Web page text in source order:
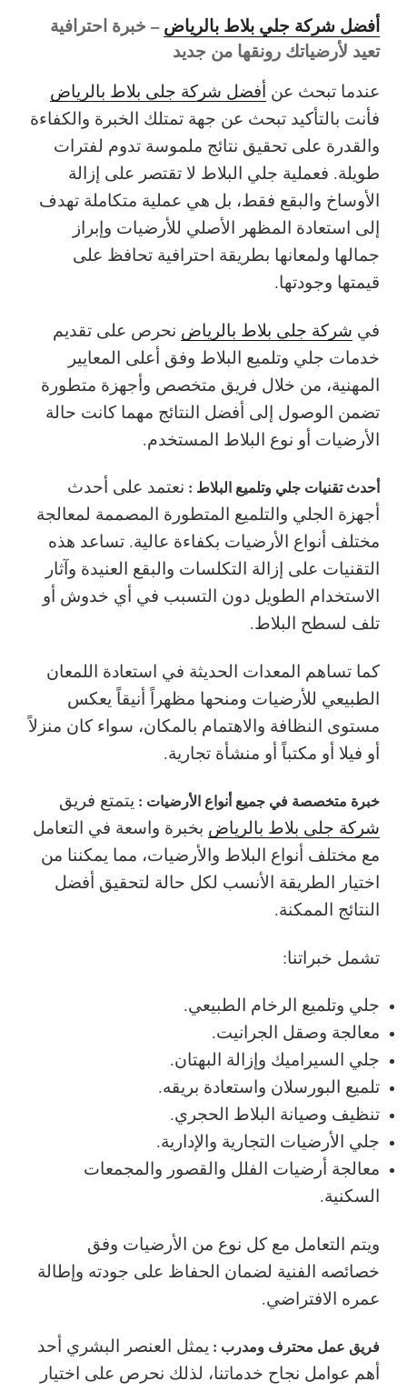
أفضل شركة جلي بلاط بالرياض– خبرة احترافية
تعيد لأرضياتك رونقها من جديد
عندما تبحث عن أفضل شركة جلي بلاط بالرياض
فأنت بالتأكيد تبحث عن جهة تمتلك الخبرة والكفاءة
والقدرة على تحقيق نتائج ملموسة تدوم لفترات
طويلة. فعملية جلي البلاط لا تقتصر على إزالة
الأوساخ والبقع فقط، بل هي عملية متكاملة تهدف
إلى استعادة المظهر الأصلي للأرضيات وإبراز
جمالها ولمعانها بطريقة احترافية تحافظ على
قيمتها وجودتها.
في شركة جلي بلاط بالرياض نحرص على تقديم
خدمات جلي وتلميع البلاط وفق أعلى المعايير
المهنية، من خلال فريق متخصص وأجهزة متطورة
تضمن الوصول إلى أفضل النتائج مهما كانت حالة
الأرضيات أو نوع البلاط المستخدم.
أحدث تقنيات جلي وتلميع البلاط : نعتمد على أحدث
أجهزة الجلي والتلميع المتطورة المصممة لمعالجة
مختلف أنواع الأرضيات بكفاءة عالية. تساعد هذه
التقنيات على إزالة التكلسات والبقع العنيدة وآثار
الاستخدام الطويل دون التسبب في أي خدوش أو
تلف لسطح البلاط.
كما تساهم المعدات الحديثة في استعادة اللمعان
الطبيعي للأرضيات ومنحها مظهراً أنيقاً يعكس
مستوى النظافة والاهتمام بالمكان، سواء كان منزلاً
أو فيلا أو مكتباً أو منشأة تجارية.
خبرة متخصصة في جميع أنواع الأرضيات : يتمتع فريق
شركة جلي بلاط بالرياض بخبرة واسعة في التعامل
مع مختلف أنواع البلاط والأرضيات، مما يمكننا من
اختيار الطريقة الأنسب لكل حالة لتحقيق أفضل
النتائج الممكنة.
تشمل خبراتنا:
جلي وتلميع الرخام الطبيعي.
معالجة وصقل الجرانيت.
جلي السيراميك وإزالة البهتان.
تلميع البورسلان واستعادة بريقه.
تنظيف وصيانة البلاط الحجري.
جلي الأرضيات التجارية والإدارية.
معالجة أرضيات الفلل والقصور والمجمعات
السكنية.
ويتم التعامل مع كل نوع من الأرضيات وفق
خصائصه الفنية لضمان الحفاظ على جودته وإطالة
عمره الافتراضي.
فريق عمل محترف ومدرب : يمثل العنصر البشري أحد
أهم عوامل نجاح خدماتنا، لذلك نحرص على اختيار